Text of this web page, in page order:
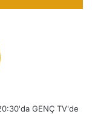
GENÇ TV'de